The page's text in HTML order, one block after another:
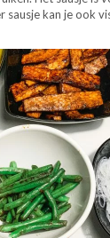
sausje kan je ook